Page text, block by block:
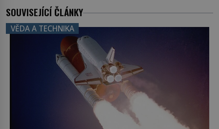
SOUVISEJÍCÍ ČLÁNKY
VĚDA A TECHNIKA